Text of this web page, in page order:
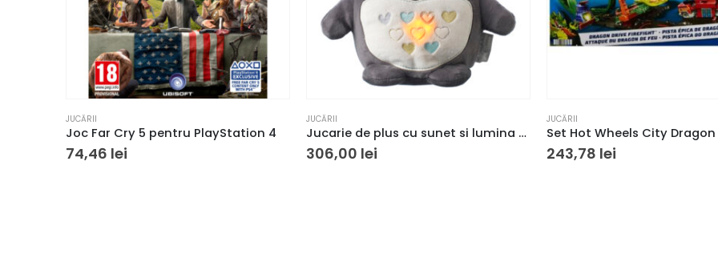
JUCĂRII
Joc Far Cry 5 pentru PlayStation 4
74,46 lei
JUCĂRII
Jucarie de plus cu sunet si lumina The Gro Company, Reincarcabil, Ursul Pip, Multicolor
306,00 lei
JUCĂRII
243,78 lei